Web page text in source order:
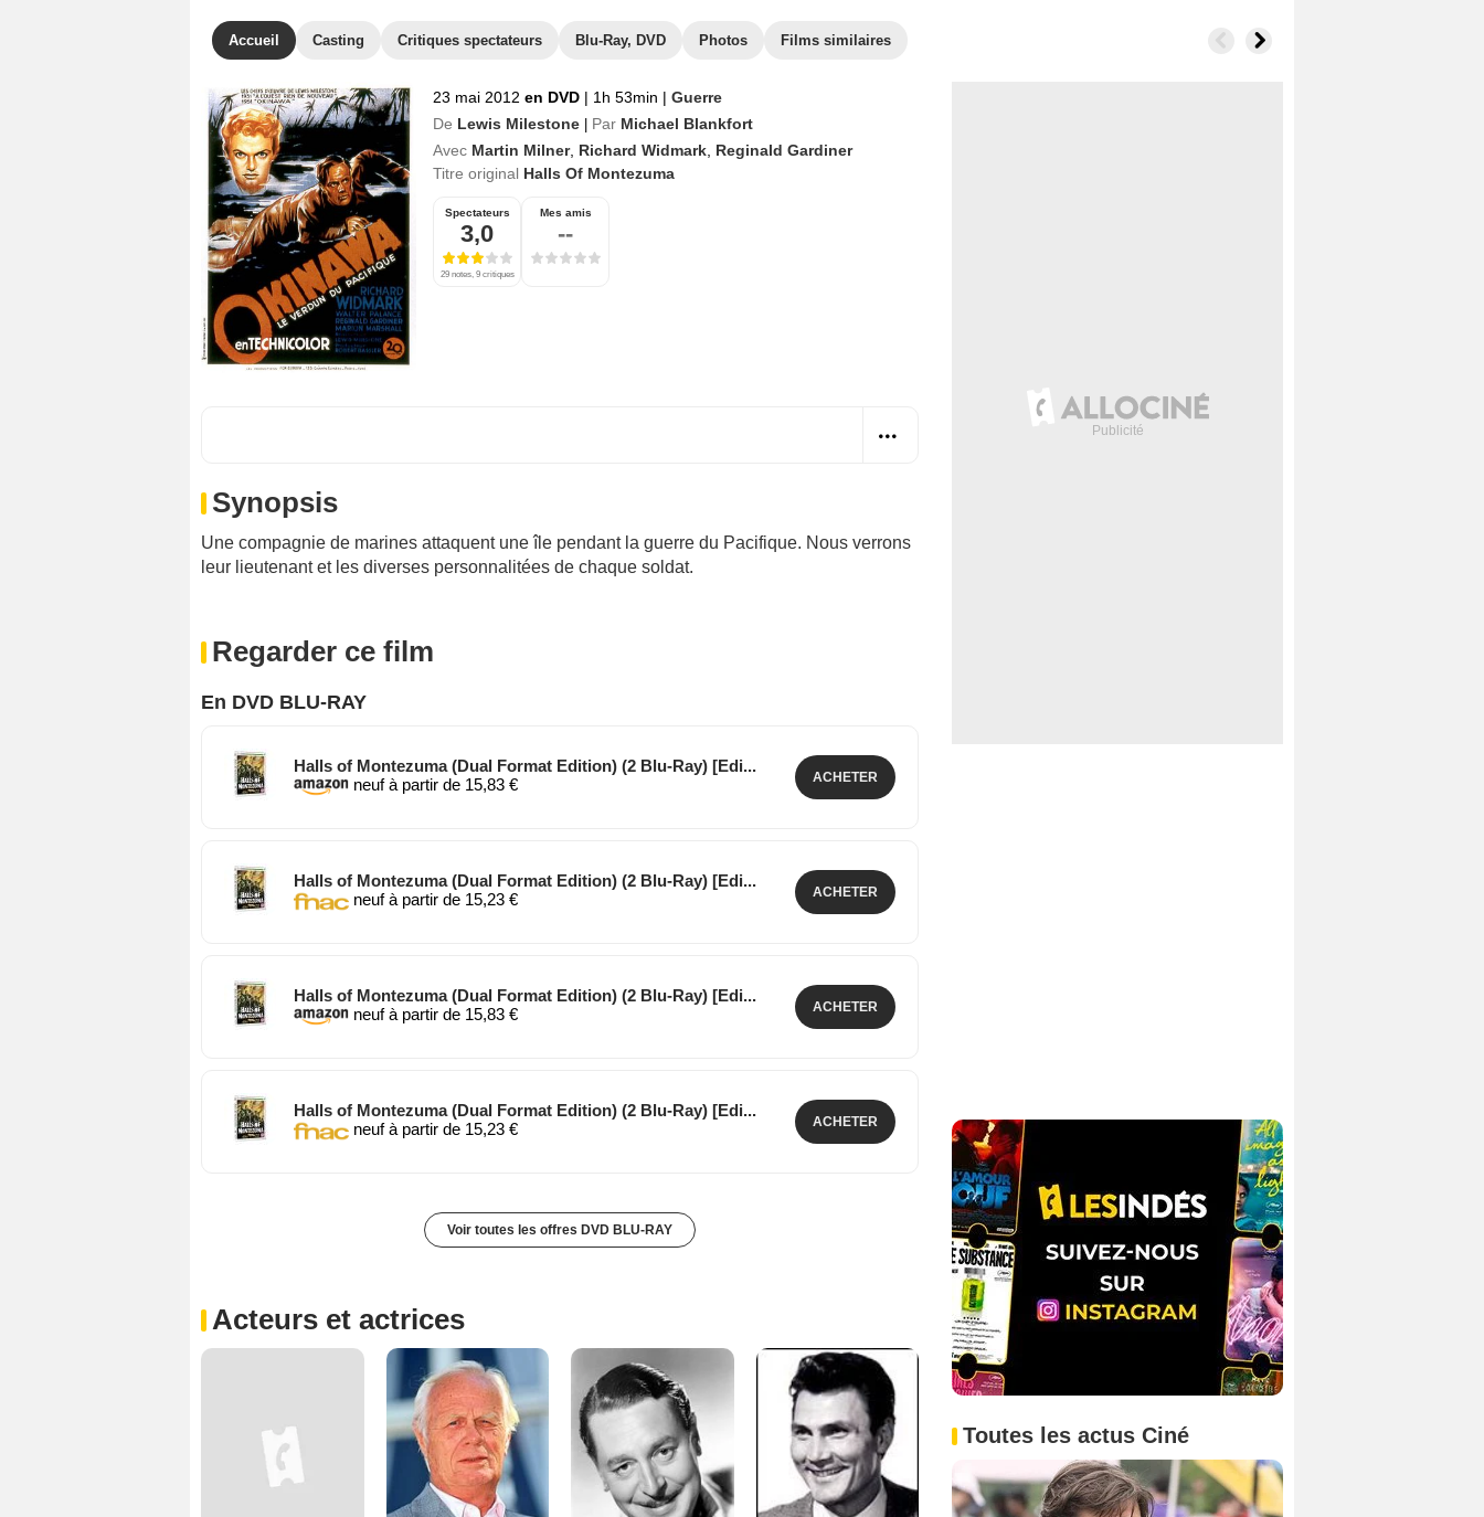
Accueil Casting Critiques spectateurs Blu-Ray, DVD Photos Films similaires
23 mai 2012 en DVD | 1h 53min | Guerre
De Lewis Milestone Par Michael Blankfort
Avec Martin Milner, Richard Widmark Reginald Gardiner
Titre original Halls Of Montezuma
Spectateurs
3,0
29 notes, 9 critiques
Mes amis
--
Synopsis
Une compagnie de marines attaquent une île pendant la guerre du Pacifique. Nous verrons
leur lieutenant et les diverses personnalitées de chaque soldat.
Regarder ce film
En DVD BLU-RAY
Halls of Montezuma (Dual Format Edition) (2 Blu-Ray) [Edi...
neuf à partir de 15,83 €
ACHETER
Halls of Montezuma (Dual Format Edition) (2 Blu-Ray) [Edi...
neuf à partir de 15,23 €
ACHETER
Halls of Montezuma (Dual Format Edition) (2 Blu-Ray) [Edi...
neuf à partir de 15,83 €
ACHETER
Halls of Montezuma (Dual Format Edition) (2 Blu-Ray) [Edi...
neuf à partir de 15,23 €
ACHETER
Voir toutes les offres DVD BLU-RAY
Acteurs et actrices
Toutes les actus Ciné